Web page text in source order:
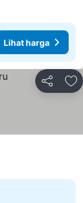
Lihat harga
Kongsi